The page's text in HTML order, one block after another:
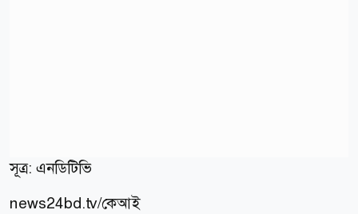
সূত্র: এনডিটিভি
news24bd.tv/কেআই